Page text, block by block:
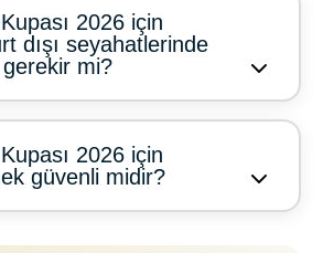
2026 için
dışı seyahatlerinde
mi?
2026 için
güvenli midir?